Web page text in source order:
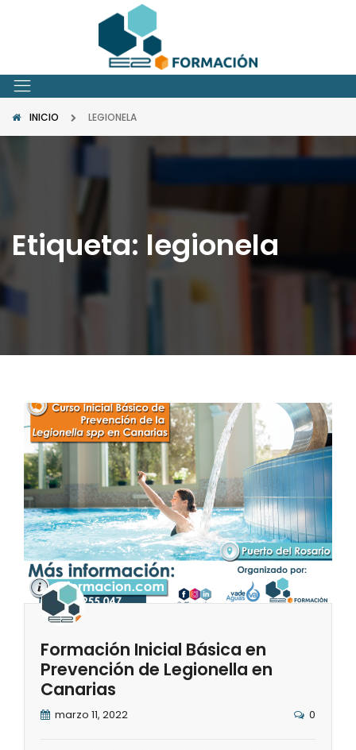
INICIO LEGIONELA
Etiqueta: legionela
Formación Inicial Básica en
Prevención de Legionella en
Canarias
marzo 11, 2022 0